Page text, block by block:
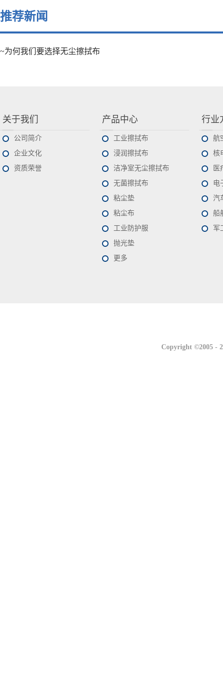
推荐新闻
~为何我们要选择无尘擦拭布
关于我们
公司简介
企业文化
资质荣誉
产品中心
工业擦拭布
浸润擦拭布
洁净室无尘擦拭布
无菌擦拭布
粘尘垫
粘尘布
工业防护服
抛光垫
更多
行业
航
核
医
电
汽
船
军
Copyright ©2005 -